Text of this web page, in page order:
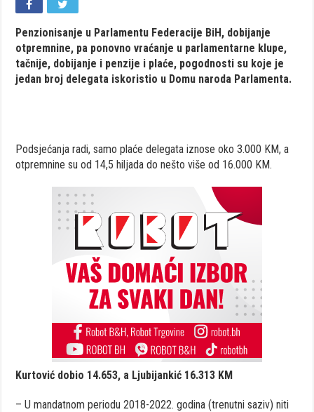
Penzionisanje u Parlamentu Federacije BiH, dobijanje
otpremnine, pa ponovno vraćanje u parlamentarne klupe,
tačnije, dobijanje i penzije i plaće, pogodnosti su koje je
jedan broj delegata iskoristio u Domu naroda Parlamenta.
Podsjećanja radi, samo plaće delegata iznose oko 3.000 KM, a
otpremnine su od 14,5 hiljada do nešto više od 16.000 KM.
Kurtović dobio 14.653, a Ljubijankić 16.313 KM
– U mandatnom periodu 2018-2022. godina (trenutni saziv) niti